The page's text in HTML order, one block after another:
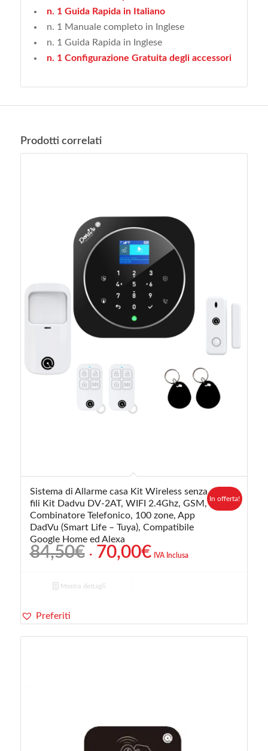
n. 1 Guida Rapida in Italiano
n. 1 Manuale completo in Inglese
n. 1 Guida Rapida in Inglese
n. 1 Configurazione Gratuita degli accessori
Prodotti correlati
Sistema di Allarme casa Kit Wireless senza
fili Kit Dadvu DV-2AT, WIFI 2.4Ghz, GSM,
Combinatore Telefonico, 100 zone, App
DadVu (Smart Life – Tuya), Compatibile
Google Home ed Alexa
84,50€ Il
prezzo
originale
era:
70,00€IlIVA Inclusa
In offerta!
Mostra dettagli
Preferiti